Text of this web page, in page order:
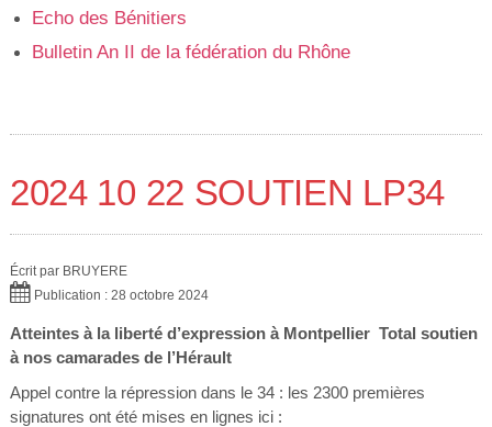
Echo des Bénitiers
Bulletin An II de la fédération du Rhône
2024 10 22 SOUTIEN LP34
Écrit par BRUYERE
Publication : 28 octobre 2024
Atteintes à la liberté d’expression à Montpellier Total soutien
à nos camarades de l’Hérault
Appel contre la répression dans le 34 : les 2300 premières
signatures ont été mises en lignes ici :